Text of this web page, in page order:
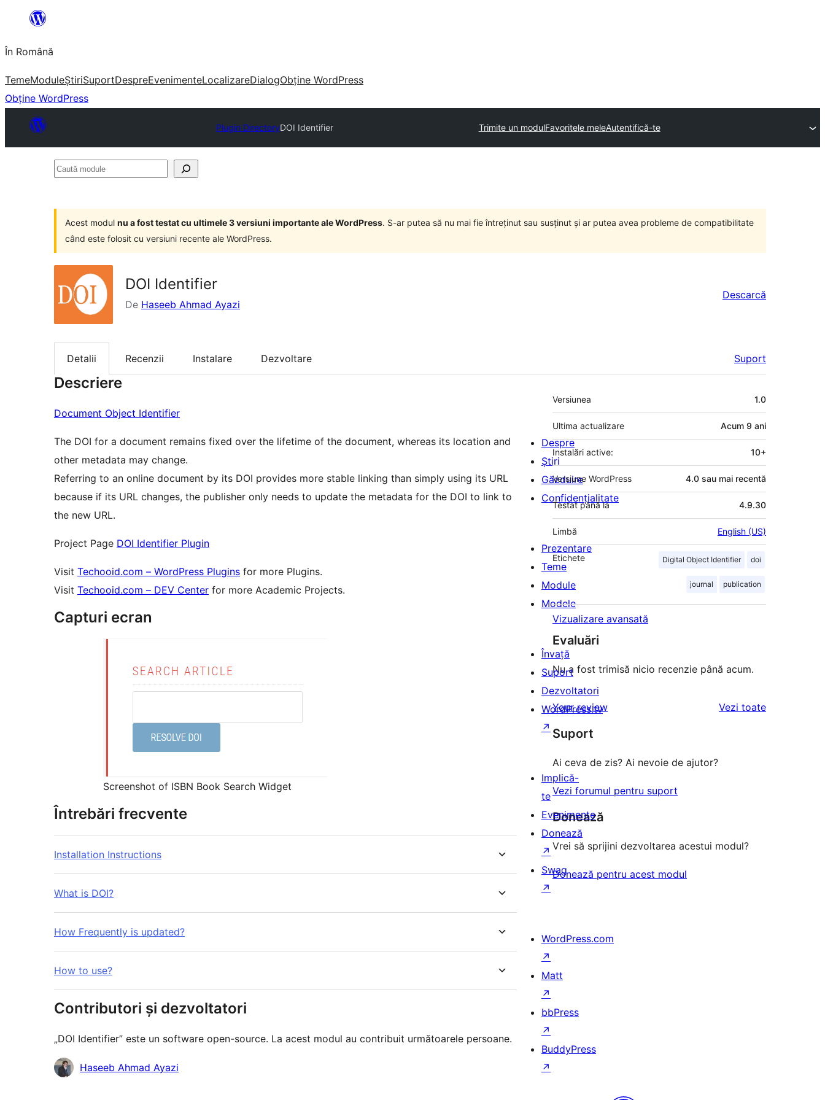
conținut
În Română
TemeModuleȘtiriSuportDespreEvenimenteLocalizareDialogObține WordPress
Obține WordPress
Plugin DirectoryDOI Identifier Trimite un modulFavoritele meleAutentifică-te
Caută
Acest modul nu a fost testat cu ultimele 3 versiuni importante ale WordPress. S-ar putea să nu mai fie întreținut sau susținut și ar putea avea probleme de compatibilitate
când este folosit cu versiuni recente ale WordPress.
DOI Identifier
De Haseeb Ahmad Ayazi
Descarcă
Detalii Recenzii Instalare Dezvoltare Suport
Descriere
Document Object Identifier
The DOI for a document remains fixed over the lifetime of the document, whereas its location and
other metadata may change.
Referring to an online document by its DOI provides more stable linking than simply using its URL
because if its URL changes, the publisher only needs to update the metadata for the DOI to link to
the new URL.
Project Page DOI Identifier Plugin
Visit Techooid.com – WordPress Plugins for more Plugins.
Visit Techooid.com – DEV Center for more Academic Projects.
Capturi ecran
Screenshot of ISBN Book Search Widget
Întrebări frecvente
Installation Instructions
What is DOI?
How Frequently is updated?
How to use?
Contributori și dezvoltatori
„DOI Identifier” este un software open-source. La acest modul au contribuit următoarele persoane.
Contributori
Haseeb Ahmad Ayazi
Meta
Versiunea 1.0
Ultima actualizare Acum 9 ani
Instalări active: 10+
Versiune WordPress 4.0 sau mai recentă
Testat până la 4.9.30
Limbă English (US)
Etichete Digital Object Identifier doi
journal publication
Vizualizare avansată
Evaluări
Nu a fost trimisă nicio recenzie până acum.
Your review Vezi toaterecenziile
Suport
Ai ceva de zis? Ai nevoie de ajutor?
Vezi forumul pentru suport
Donează
Vrei să sprijini dezvoltarea acestui modul?
Donează pentru acest modul
Despre
Știri
Găzduire
Confidențialitate
Prezentare
Teme
Module
Modele
Învață
Suport
Dezvoltatori
WordPress.tv
↗
Implică-
te
Evenimente
Donează
↗
Swag
↗
WordPress.com
↗
Matt
↗
bbPress
↗
BuddyPress
↗